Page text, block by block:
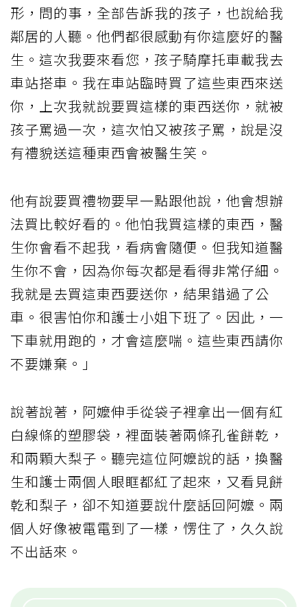
形，問的事，全部告訴我的孩子，也說給我
鄰居的人聽。他們都很感動有你這麼好的醫
生。這次我要來看您，孩子騎摩托車載我去
車站搭車。我在車站臨時買了這些東西來送
你，上次我就說要買這樣的東西送你，就被
孩子罵過一次，這次怕又被孩子罵，說是沒
有禮貌送這種東西會被醫生笑。
他有說要買禮物要早一點跟他說，他會想辦
法買比較好看的。他怕我買這樣的東西，醫
生你會看不起我，看病會隨便。但我知道醫
生你不會，因為你每次都是看得非常仔細。
我就是去買這東西要送你，結果錯過了公
車。很害怕你和護士小姐下班了。因此，一
下車就用跑的，才會這麼喘。這些東西請你
不要嫌棄。」
說著說著，阿嬤伸手從袋子裡拿出一個有紅
白線條的塑膠袋，裡面裝著兩條孔雀餅乾，
和兩顆大梨子。聽完這位阿嬤說的話，換醫
生和護士兩個人眼眶都紅了起來，又看見餅
乾和梨子，卻不知道要說什麼話回阿嬤。兩
個人好像被電電到了一樣，愣住了，久久說
不出話來。